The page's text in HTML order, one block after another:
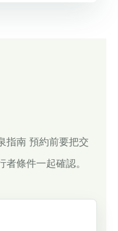
指南 預約前要把交
條件一起確認。